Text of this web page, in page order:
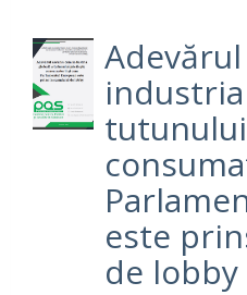
este
de lobby